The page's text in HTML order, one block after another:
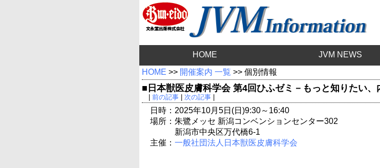
HOME JVM NEWS
HOME >> 開催案内 一覧 >> 個別情報
■日本獣医皮膚科学会 第4回ひふゼミ－もっと知りたい
前の記事| 次の記事|
日時：2025年10月5日(日)9:30～16:40
場所：朱鷺メッセ 新潟コンベンションセンター302
新潟市中央区万代橋6-1
主催： 一般社団法人日本獣医皮膚科学会